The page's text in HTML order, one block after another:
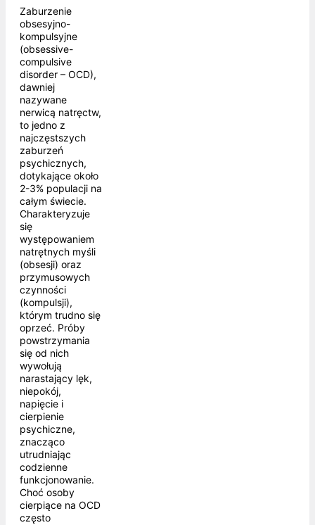
Zaburzenie
obsesyjno-
kompulsyjne
(obsessive-
compulsive
disorder – OCD),
dawniej
nazywane
nerwicą natręctw,
to jedno z
najczęstszych
zaburzeń
psychicznych,
dotykające około
2-3% populacji na
całym świecie.
Charakteryzuje
się
występowaniem
natrętnych myśli
(obsesji) oraz
przymusowych
czynności
(kompulsji),
którym trudno się
oprzeć. Próby
powstrzymania
się od nich
wywołują
narastający lęk,
niepokój,
napięcie i
cierpienie
psychiczne,
znacząco
utrudniając
codzienne
funkcjonowanie.
Choć osoby
cierpiące na OCD
często